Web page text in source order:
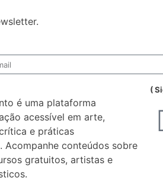
é uma plataforma
acessível em arte,
e práticas
Acompanhe conteúdos sobre
gratuitos, artistas e
(